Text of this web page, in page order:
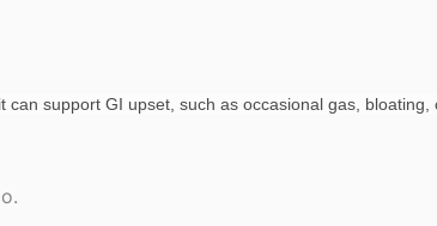
support GI upset, such as occasional gas, bloating,